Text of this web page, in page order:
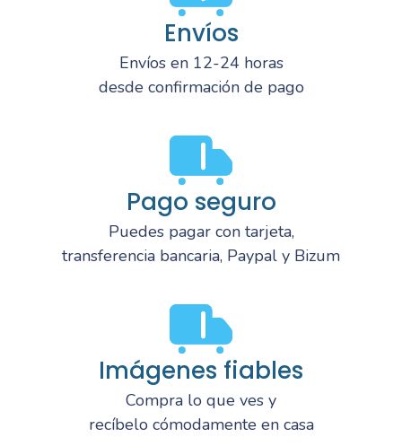
Envíos
Envíos en 12-24 horas
desde confirmación de pago
Pago seguro
Puedes pagar con tarjeta,
transferencia bancaria, Paypal y Bizum
Imágenes fiables
Compra lo que ves y
recíbelo cómodamente en casa